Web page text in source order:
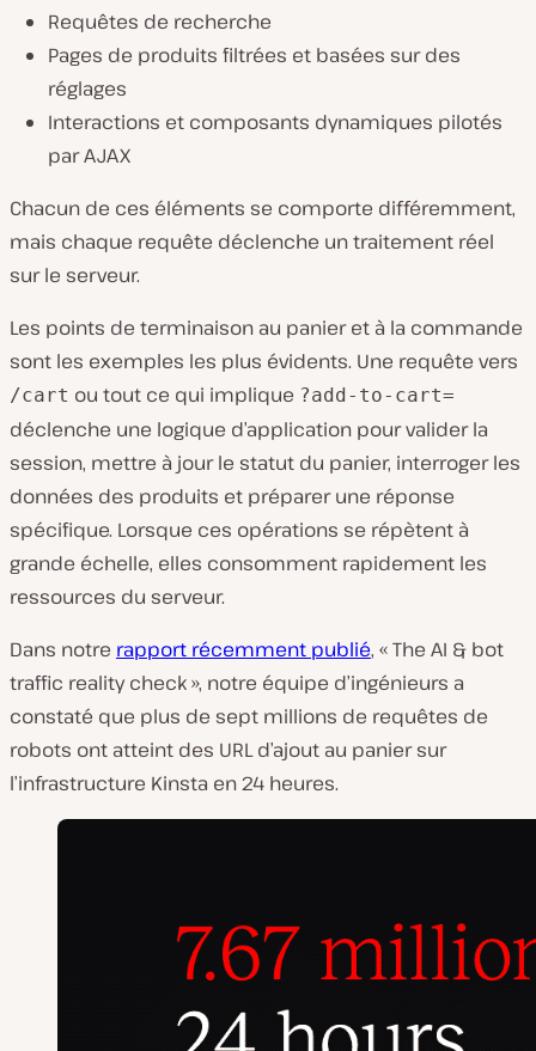
Requêtes de recherche
Pages de produits filtrées et basées sur des
réglages
Interactions et composants dynamiques pilotés
par AJAX
Chacun de ces éléments se comporte différemment,
mais chaque requête déclenche un traitement réel
sur le serveur.
Les points de terminaison au panier et à la commande
sont les exemples les plus évidents. Une requête vers
/cart ou tout ce qui implique ?add-to-cart=
déclenche une logique d’application pour valider la
session, mettre à jour le statut du panier, interroger les
données des produits et préparer une réponse
spécifique. Lorsque ces opérations se répètent à
grande échelle, elles consomment rapidement les
ressources du serveur.
Dans notre rapport récemment publié, « The AI & bot
traffic reality check », notre équipe d’ingénieurs a
constaté que plus de sept millions de requêtes de
robots ont atteint des URL d’ajout au panier sur
l’infrastructure Kinsta en 24 heures.